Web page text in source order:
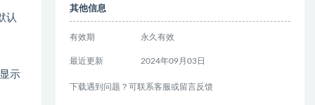
认
示
其他信息
有效期 永久有效
最近更新 2024年09月03日
下载遇到问题？可联系客服或留言反馈